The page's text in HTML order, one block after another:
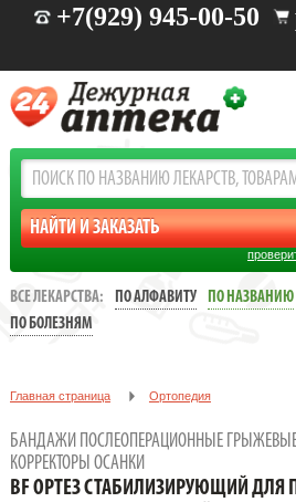
+7(929) 945-00-50
ВСЕ ЛЕКАРСТВА: ПО АЛФАВИТУ ПО НАЗВАНИЮ
ПО БОЛЕЗНЯМ
Главная страница Ортопедия
осанки
BF ОРТЕЗ СТАБИЛИЗИРУЮЩИЙ ДЛЯ
БАНДАЖИ ПОСЛЕОПЕРАЦИОННЫЕ
КОРРЕКТОРЫ ОСАНКИ
BF ОРТЕЗ СТАБИЛИЗИРУЮЩИЙ ДЛЯ